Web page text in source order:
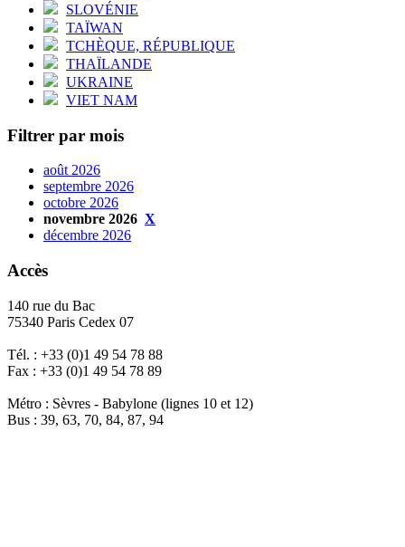
SLOVÉNIE
TAÏWAN
TCHÈQUE, RÉPUBLIQUE
THAÏLANDE
UKRAINE
VIET NAM
Filtrer par mois
août 2026
septembre 2026
octobre 2026
novembre 2026 X
décembre 2026
Accès
140 rue du Bac
75340 Paris Cedex 07
Tél. : +33 (0)1 49 54 78 88
Fax : +33 (0)1 49 54 78 89
Métro : Sèvres - Babylone (lignes 10 et 12)
Bus : 39, 63, 70, 84, 87, 94